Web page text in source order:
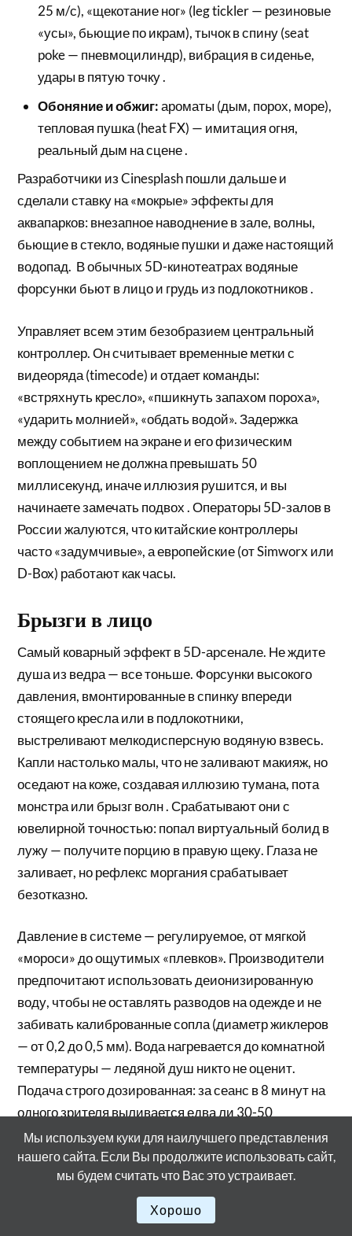
25 м/с), «щекотание ног» (leg tickler — резиновые
«усы», бьющие по икрам), тычок в спину (seat
poke — пневмоцилиндр), вибрация в сиденье,
удары в пятую точку .
Обоняние и обжиг:ароматы (дым, порох, море),
тепловая пушка (heat FX) — имитация огня,
реальный дым на сцене .
Разработчики из Cinesplash пошли дальше и
сделали ставку на «мокрые» эффекты для
аквапарков: внезапное наводнение в зале, волны,
бьющие в стекло, водяные пушки и даже настоящий
водопад. В обычных 5D-кинотеатрах водяные
форсунки бьют в лицо и грудь из подлокотников .
Управляет всем этим безобразием центральный
контроллер. Он считывает временные метки с
видеоряда (timecode) и отдает команды:
«встряхнуть кресло», «пшикнуть запахом пороха»,
«ударить молнией», «обдать водой». Задержка
между событием на экране и его физическим
воплощением не должна превышать 50
миллисекунд, иначе иллюзия рушится, и вы
начинаете замечать подвох . Операторы 5D-залов в
России жалуются, что китайские контроллеры
часто «задумчивые», а европейские (от Simworx или
D-Box) работают как часы.
Брызги в лицо
Самый коварный эффект в 5D-арсенале. Не ждите
душа из ведра — все тоньше. Форсунки высокого
давления, вмонтированные в спинку впереди
стоящего кресла или в подлокотники,
выстреливают мелкодисперсную водяную взвесь.
Капли настолько малы, что не заливают макияж, но
оседают на коже, создавая иллюзию тумана, пота
монстра или брызг волн . Срабатывают они с
ювелирной точностью: попал виртуальный болид в
лужу — получите порцию в правую щеку. Глаза не
заливает, но рефлекс моргания срабатывает
безотказно.
Давление в системе — регулируемое, от мягкой
«мороси» до ощутимых «плевков». Производители
предпочитают использовать деионизированную
воду, чтобы не оставлять разводов на одежде и не
забивать калиброванные сопла (диаметр жиклеров
— от 0,2 до 0,5 мм). Вода нагревается до комнатной
температуры — ледяной душ никто не оценит.
Подача строго дозированная: за сеанс в 8 минут на
одного зрителя выливается едва ли 30-50
миллилитров. Умрут они только вместе с блоком
управления, который жестко привязан к таймкоду
фильма. Запаздывание в полсекунды — и вместо
погружения получите недоумение: «Почему меня
обрызгали за секунду до падения в реку?».
Мы используем куки для наилучшего представления
нашего сайта. Если Вы продолжите использовать сайт,
мы будем считать что Вас это устраивает.
Хорошо